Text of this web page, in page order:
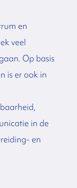
en
veel
Op basis
is er ook in
in de
en